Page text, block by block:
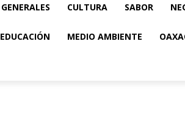
GENERALES CULTURA SABOR
EDUCACIÓN MEDIO AMBIENTE